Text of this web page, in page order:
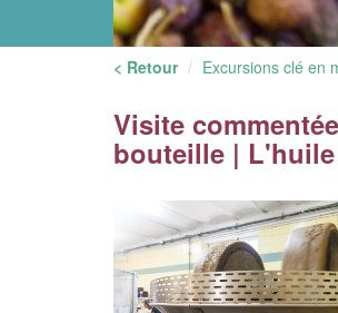
< Retour Excursions clé en
Visite
bouteille |